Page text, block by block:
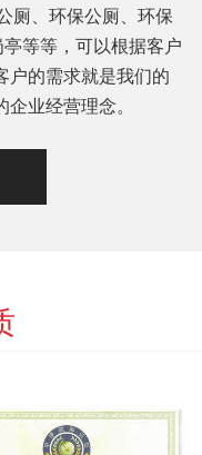
、环保公厕、环保
等等，可以根据客户
户的需求就是我们的
业经营理念。